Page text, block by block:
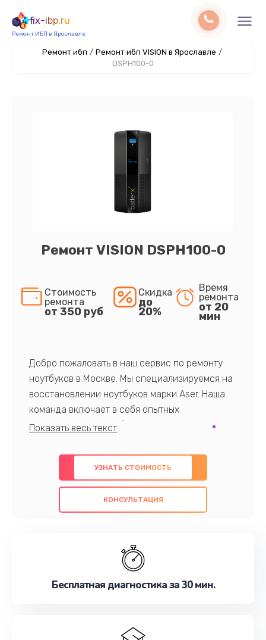
fix-ibp.ru
Ремонт ИБП в Ярославле
Ремонт ибп / Ремонт ибп VISION в Ярославле /
DSPH100-0
Ремонт VISION DSPH100-0
Стоимость
ремонта
от 350 руб
Скидка
до
20%
Время
ремонта
от 20
мин
Добро пожаловать в наш сервис по ремонту
ноутбуков в Москве. Мы специализируемся на
восстановлении ноутбуков марки Aser. Наша
команда включает в себя опытных
профессионалов с обширными знаниями и
предлагаем быстрый и качественный ремонт с
использованием оригинальных компонентов, а
также гарантируем качество всех
проведенных работ. Наша цель - предоставить
наилучшим образом. Не медлите записаться на
УЗНАТЬ СТОИМОСТЬ
КОНСУЛЬТАЦИЯ
Бесплатная диагностика за 30 мин.